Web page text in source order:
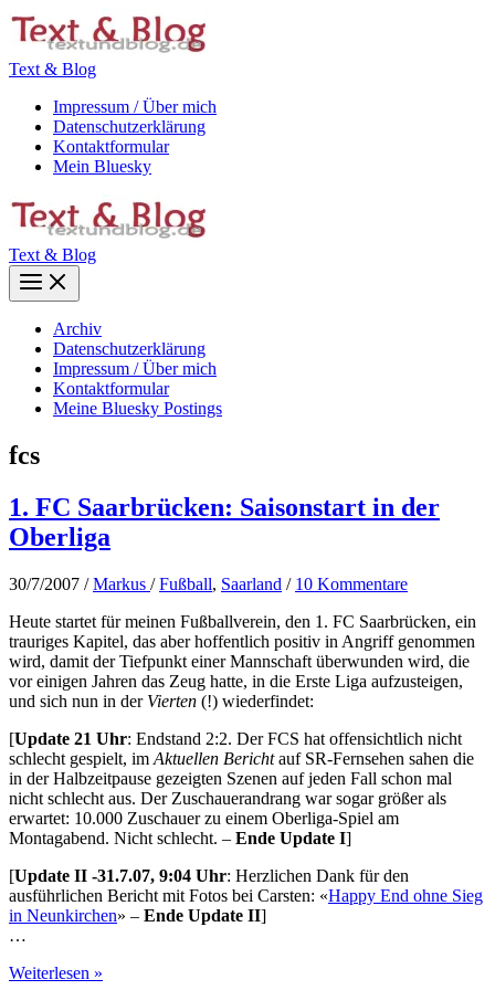
Zum
Inhalt
Text & Blog
Impressum / Über mich
Datenschutzerklärung
Kontaktformular
Mein Bluesky
Text & Blog
Main
Menu
Archiv
Datenschutzerklärung
Impressum / Über mich
Kontaktformular
Meine Bluesky Postings
fcs
1. FC Saarbrücken: Saisonstart in der
Oberliga
30/7/2007 /Markus /Fußball, Saarland / 10 Kommentare
Heute startet für meinen Fußballverein, den 1. FC Saarbrücken, ein
trauriges Kapitel, das aber hoffentlich positiv in Angriff genommen
wird, damit der Tiefpunkt einer Mannschaft überwunden wird, die
vor einigen Jahren das Zeug hatte, in die Erste Liga aufzusteigen,
und sich nun in der Vierten (!) wiederfindet:
[Update 21 Uhr: Endstand 2:2. Der FCS hat offensichtlich nicht
schlecht gespielt, im Aktuellen Berichtauf SR-Fernsehen sahen die
in der Halbzeitpause gezeigten Szenen auf jeden Fall schon mal
nicht schlecht aus. Der Zuschauerandrang war sogar größer als
erwartet: 10.000 Zuschauer zu einem Oberliga-Spiel am
Montagabend. Nicht schlecht. – Ende Update I]
[Update II -31.7.07, 9:04 Uhr: Herzlichen Dank für den
ausführlichen Bericht mit Fotos bei Carsten: «Happy End ohne Sieg
in Neunkirchen» – Ende Update II]
…
1.
Weiterlesen »